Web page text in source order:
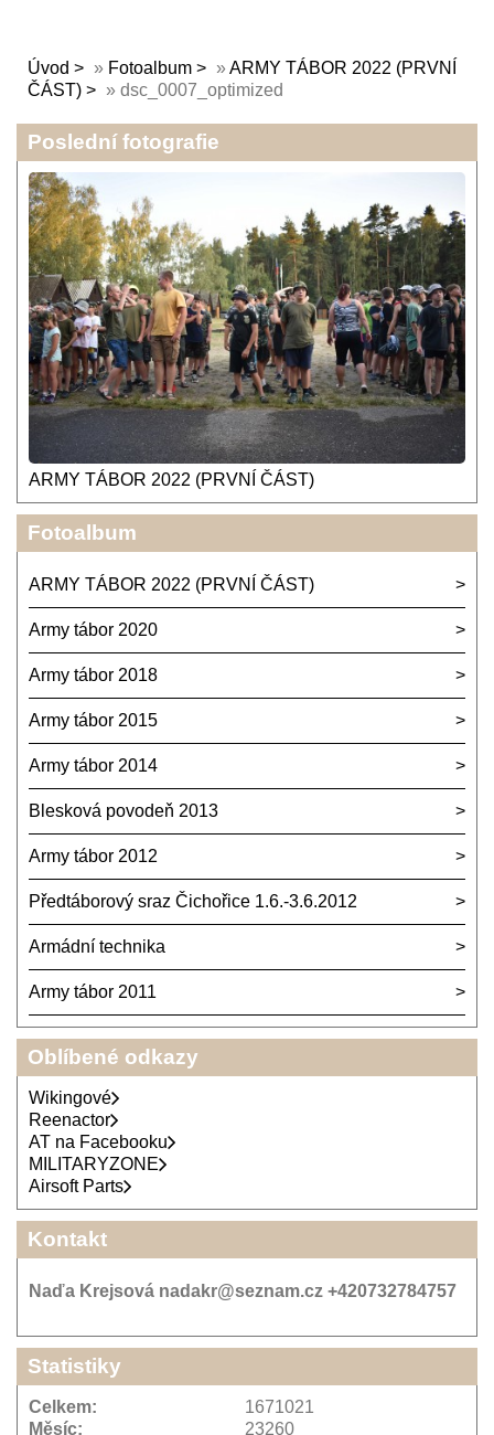
Úvod » Fotoalbum »ARMY TÁBOR 2022 (PRVNÍ
ČÁST)
» dsc_0007_optimized
Poslední fotografie
ARMY TÁBOR 2022 (PRVNÍ ČÁST)
Fotoalbum
ARMY TÁBOR 2022 (PRVNÍ ČÁST)
Army tábor 2020
Army tábor 2018
Army tábor 2015
Army tábor 2014
Blesková povodeň 2013
Army tábor 2012
Předtáborový sraz Čichořice 1.6.-3.6.2012
Armádní technika
Army tábor 2011
Oblíbené odkazy
Wikingové
Reenactor
AT na Facebooku
MILITARYZONE
Airsoft Parts
Kontakt
Naďa Krejsová nadakr@seznam.cz +420732784757
Statistiky
Celkem:
1671021
Měsíc:
23260